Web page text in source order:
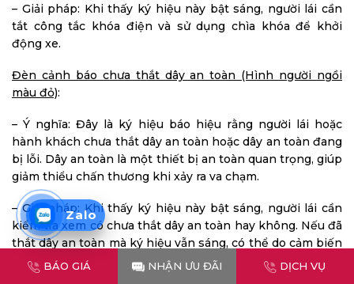
– Giải pháp: Khi thấy ký hiệu này bật sáng, người lái cần
tắt công tắc khóa điện và sử dụng chìa khóa để khởi
động xe.
Đèn cảnh báo chưa thắt dây an toàn (Hình người ngồi
màu đỏ):
– Ý nghĩa: Đây là ký hiệu báo hiệu rằng người lái hoặc
hành khách chưa thắt dây an toàn hoặc dây an toàn đang
bị lỗi. Dây an toàn là một thiết bị an toàn quan trọng, giúp
giảm thiểu chấn thương khi xảy ra va chạm.
– Giải pháp: Khi thấy ký hiệu này bật sáng, người lái cần
kiểm tra xem có chưa thắt dây an toàn hay không. Nếu đã
thắt dây an toàn mà ký hiệu vẫn sáng, có thể do cảm biến
dây an toàn bị lỗi, dây an toàn bị rách, khóa dây an toàn bị
hỏng…
Zalo
BÁO GIÁ NHẬN ƯU ĐÃI DỊCH VỤ